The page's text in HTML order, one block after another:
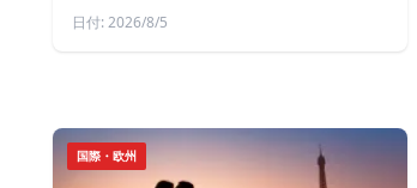
日付: 2026/8/5
国際・欧州